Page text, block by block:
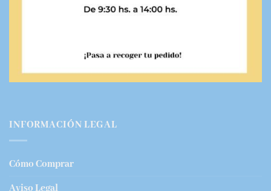
INFORMACIÓN LEGAL
Cómo Comprar
Aviso Legal